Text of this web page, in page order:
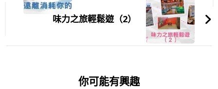
味力之旅輕鬆遊（2）
你可能有興趣